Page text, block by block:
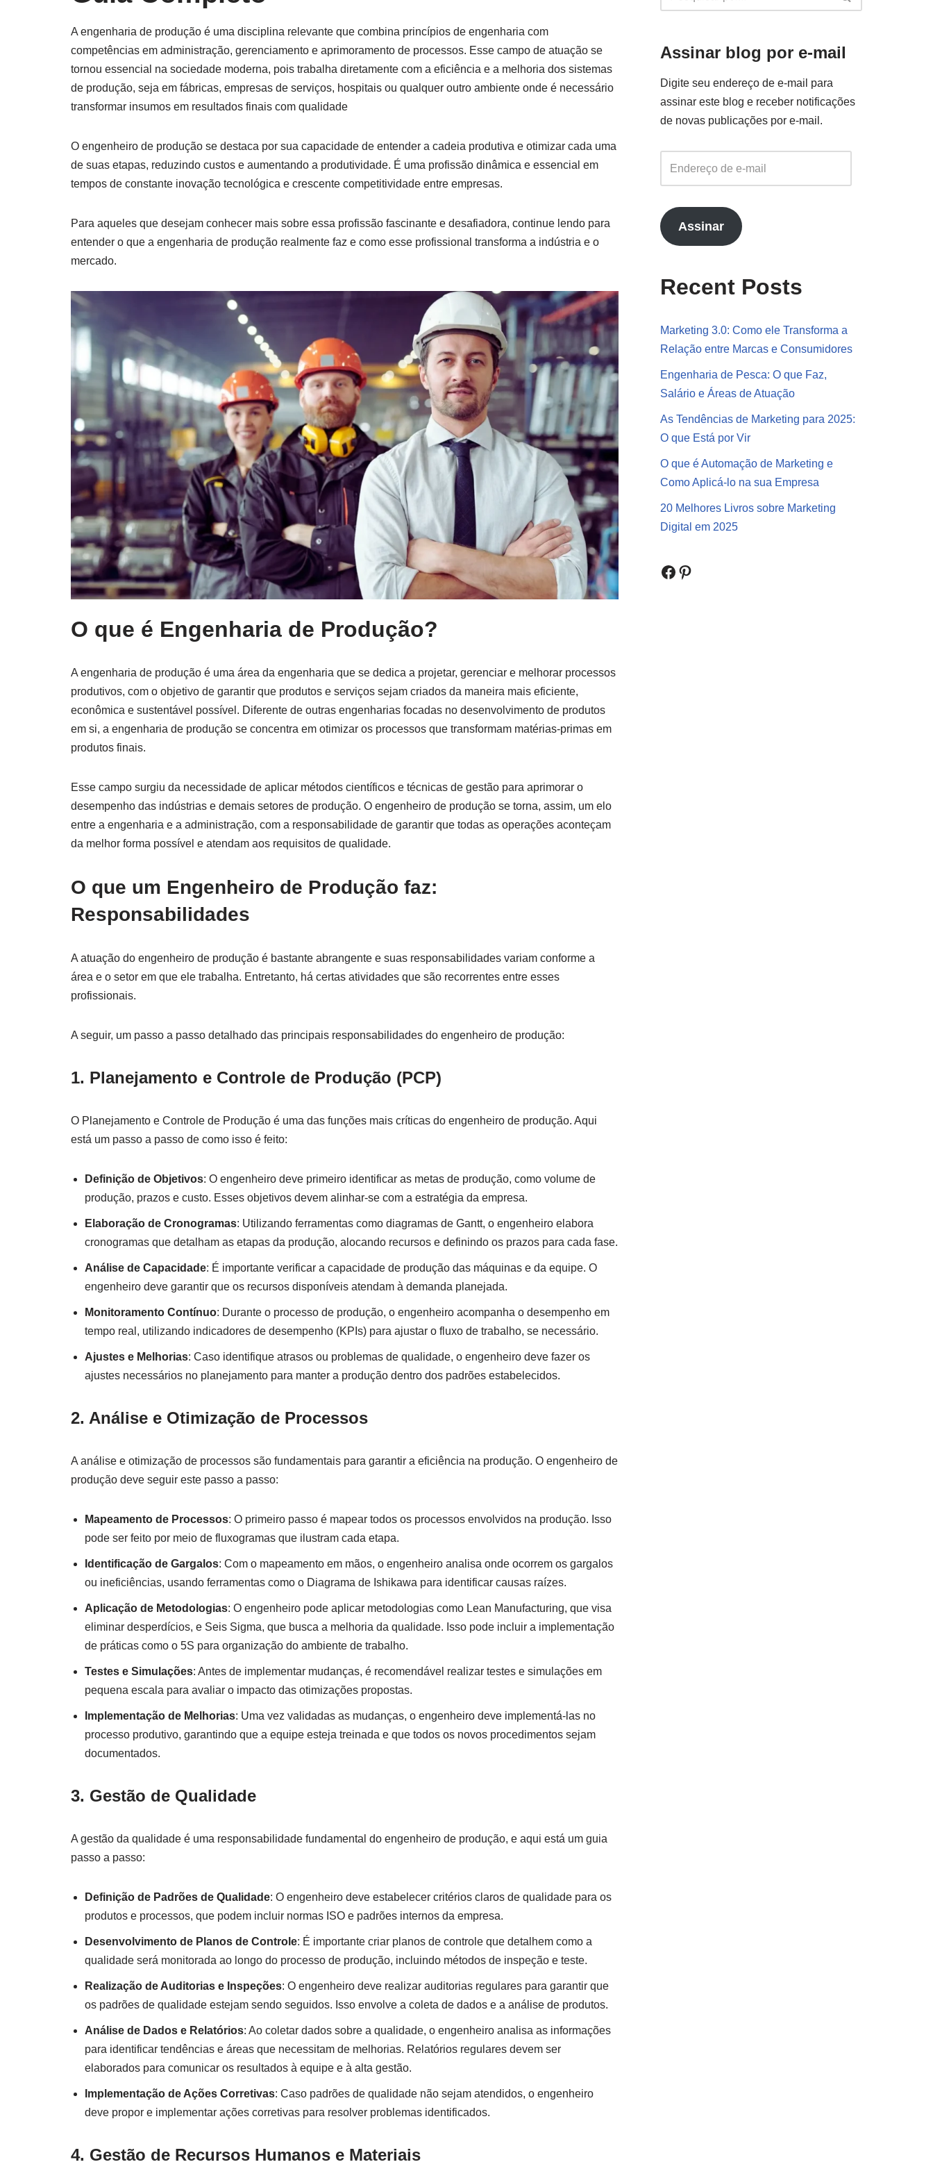
A engenharia de produção é uma disciplina relevante que combina princípios de engenharia com
competências em administração, gerenciamento e aprimoramento de processos. Esse campo de atuação se
tornou essencial na sociedade moderna, pois trabalha diretamente com a eficiência e a melhoria dos sistemas
de produção, seja em fábricas, empresas de serviços, hospitais ou qualquer outro ambiente onde é necessário
transformar insumos em resultados finais com qualidade
O engenheiro de produção se destaca por sua capacidade de entender a cadeia produtiva e otimizar cada uma
de suas etapas, reduzindo custos e aumentando a produtividade. É uma profissão dinâmica e essencial em
tempos de constante inovação tecnológica e crescente competitividade entre empresas.
Para aqueles que desejam conhecer mais sobre essa profissão fascinante e desafiadora, continue lendo para
entender o que a engenharia de produção realmente faz e como esse profissional transforma a indústria e o
mercado.
O que é Engenharia de Produção?
A engenharia de produção é uma área da engenharia que se dedica a projetar, gerenciar e melhorar processos
produtivos, com o objetivo de garantir que produtos e serviços sejam criados da maneira mais eficiente,
econômica e sustentável possível. Diferente de outras engenharias focadas no desenvolvimento de produtos
em si, a engenharia de produção se concentra em otimizar os processos que transformam matérias-primas em
produtos finais.
Esse campo surgiu da necessidade de aplicar métodos científicos e técnicas de gestão para aprimorar o
desempenho das indústrias e demais setores de produção. O engenheiro de produção se torna, assim, um elo
entre a engenharia e a administração, com a responsabilidade de garantir que todas as operações aconteçam
da melhor forma possível e atendam aos requisitos de qualidade.
O que um Engenheiro de Produção faz:
Responsabilidades
A atuação do engenheiro de produção é bastante abrangente e suas responsabilidades variam conforme a
área e o setor em que ele trabalha. Entretanto, há certas atividades que são recorrentes entre esses
profissionais.
A seguir, um passo a passo detalhado das principais responsabilidades do engenheiro de produção:
1. Planejamento e Controle de Produção (PCP)
O Planejamento e Controle de Produção é uma das funções mais críticas do engenheiro de produção. Aqui
está um passo a passo de como isso é feito:
Definição de Objetivos: O engenheiro deve primeiro identificar as metas de produção, como volume de
produção, prazos e custo. Esses objetivos devem alinhar-se com a estratégia da empresa.
Elaboração de Cronogramas: Utilizando ferramentas como diagramas de Gantt, o engenheiro elabora
cronogramas que detalham as etapas da produção, alocando recursos e definindo os prazos para cada fase.
Análise de Capacidade: É importante verificar a capacidade de produção das máquinas e da equipe. O
engenheiro deve garantir que os recursos disponíveis atendam à demanda planejada.
Monitoramento Contínuo: Durante o processo de produção, o engenheiro acompanha o desempenho em
tempo real, utilizando indicadores de desempenho (KPIs) para ajustar o fluxo de trabalho, se necessário.
Ajustes e Melhorias: Caso identifique atrasos ou problemas de qualidade, o engenheiro deve fazer os
ajustes necessários no planejamento para manter a produção dentro dos padrões estabelecidos.
2. Análise e Otimização de Processos
A análise e otimização de processos são fundamentais para garantir a eficiência na produção. O engenheiro de
produção deve seguir este passo a passo:
Mapeamento de Processos: O primeiro passo é mapear todos os processos envolvidos na produção. Isso
pode ser feito por meio de fluxogramas que ilustram cada etapa.
Identificação de Gargalos: Com o mapeamento em mãos, o engenheiro analisa onde ocorrem os gargalos
ou ineficiências, usando ferramentas como o Diagrama de Ishikawa para identificar causas raízes.
Aplicação de Metodologias: O engenheiro pode aplicar metodologias como Lean Manufacturing, que visa
eliminar desperdícios, e Seis Sigma, que busca a melhoria da qualidade. Isso pode incluir a implementação
de práticas como o 5S para organização do ambiente de trabalho.
Testes e Simulações: Antes de implementar mudanças, é recomendável realizar testes e simulações em
pequena escala para avaliar o impacto das otimizações propostas.
Implementação de Melhorias: Uma vez validadas as mudanças, o engenheiro deve implementá-las no
processo produtivo, garantindo que a equipe esteja treinada e que todos os novos procedimentos sejam
documentados.
3. Gestão de Qualidade
A gestão da qualidade é uma responsabilidade fundamental do engenheiro de produção, e aqui está um guia
passo a passo:
Definição de Padrões de Qualidade: O engenheiro deve estabelecer critérios claros de qualidade para os
produtos e processos, que podem incluir normas ISO e padrões internos da empresa.
Desenvolvimento de Planos de Controle: É importante criar planos de controle que detalhem como a
qualidade será monitorada ao longo do processo de produção, incluindo métodos de inspeção e teste.
Realização de Auditorias e Inspeções: O engenheiro deve realizar auditorias regulares para garantir que
os padrões de qualidade estejam sendo seguidos. Isso envolve a coleta de dados e a análise de produtos.
Análise de Dados e Relatórios: Ao coletar dados sobre a qualidade, o engenheiro analisa as informações
para identificar tendências e áreas que necessitam de melhorias. Relatórios regulares devem ser
elaborados para comunicar os resultados à equipe e à alta gestão.
Implementação de Ações Corretivas: Caso padrões de qualidade não sejam atendidos, o engenheiro
deve propor e implementar ações corretivas para resolver problemas identificados.
4. Gestão de Recursos Humanos e Materiais
Assinar blog por e-mail
Digite seu endereço de e-mail para
assinar este blog e receber notificações
de novas publicações por e-mail.
Assinar
Recent Posts
Marketing 3.0: Como ele Transforma a
Relação entre Marcas e Consumidores
Engenharia de Pesca: O que Faz,
Salário e Áreas de Atuação
As Tendências de Marketing para 2025:
O que Está por Vir
O que é Automação de Marketing e
Como Aplicá-lo na sua Empresa
20 Melhores Livros sobre Marketing
Digital em 2025